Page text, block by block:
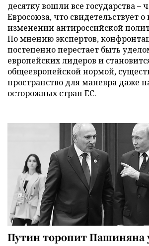
десятку вошли все государства –
Евросоюза, что свидетельствует
изменении антироссийской
По мнению экспертов,
постепенно перестает быть
европейских лидеров и
общеевропейской нормой,
пространство для маневра даже
осторожных стран ЕС.
Путин торопит Пашиняна